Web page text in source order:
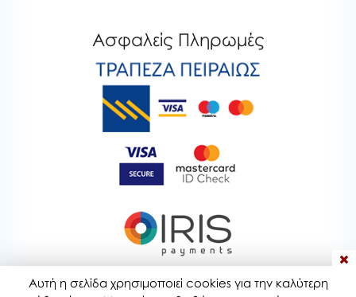
Ασφαλείς Πληρωμές
Αυτή η σελίδα χρησιμοποιεί cookies για την καλύτερη